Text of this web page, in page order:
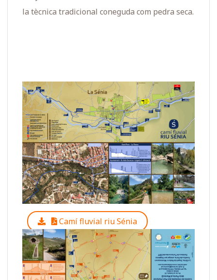
la tècnica tradicional coneguda com pedra seca.
Camí fluvial riu Sénia